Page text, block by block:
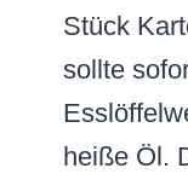
Stück
sollte
heiße Öl.